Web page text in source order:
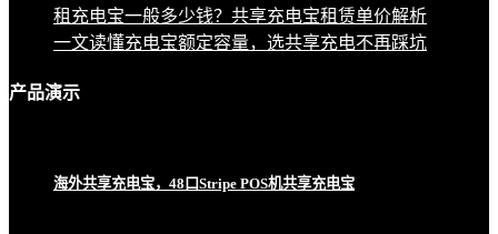
租充电宝一般多少钱？共享充电宝租赁单价解析
一文读懂充电宝额定容量，选共享充电不再踩坑
产品演示
海外共享充电宝，48口Stripe POS机共享充电宝